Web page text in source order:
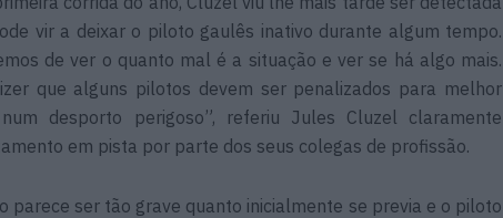
vir a deixar o piloto gaulês inativo durante algum tempo.
de ver o quanto mal é a situação e ver se há algo mais.
que alguns pilotos devem ser penalizados para melhor
desporto perigoso”, referiu Jules Cluzel claramente
em pista por parte dos seus colegas de profissão.
parece ser tão grave quanto inicialmente se previa e o piloto